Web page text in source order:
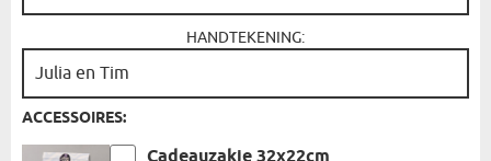
HANDTEKENING:
ACCESSOIRES: